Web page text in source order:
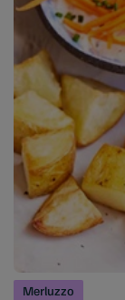
Merluzzo